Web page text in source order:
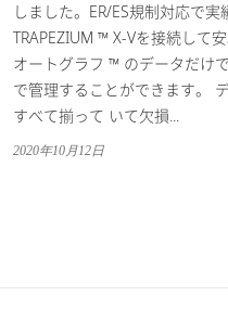
しました。ER/ES規制対応で
TRAPEZIUM ™ X-Vを接続して
オートグラフ ™ のデータだけ
で管理することができます。
すべて揃って いて欠損...
2020年10月12日